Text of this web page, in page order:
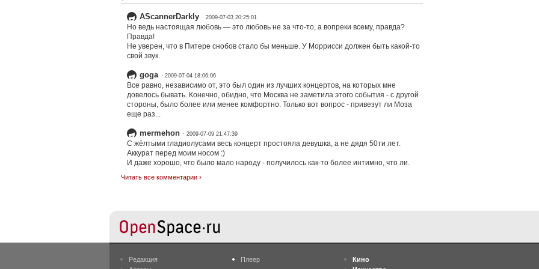
AScannerDarkly · 2009-07-03 20:25:01
Но ведь настоящая любовь — это любовь не за что-то, а вопреки всему, правда?
Правда!
Не уверен, что в Питере снобов стало бы меньше. У Моррисси должен быть какой-то
свой звук.
goga · 2009-07-04 18:06:06
Все равно, независимо от, это был один из лучших концертов, на которых мне
довелось бывать. Конечно, обидно, что Москва не заметила этого события - с другой
стороны, было более или менее комфортно. Только вот вопрос - привезут ли Моза
еще раз...
mermehon · 2009-07-09 21:47:39
С жёлтыми гладиолусами весь концерт простояла девушка, а не дядя 50ти лет.
Аккурат перед моим носом :)
И даже хорошо, что было мало народу - получилось как-то более интимно, что ли.
Читать все комментарии ›
Редакция
Плеер
Кино